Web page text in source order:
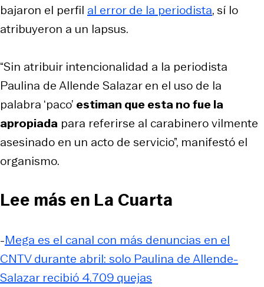
bajaron el perfil al error de la periodista, sí lo
atribuyeron a un lapsus.
“Sin atribuir intencionalidad a la periodista
Paulina de Allende Salazar en el uso de la
palabra ‘paco’ estiman que esta no fue la
apropiada para referirse al carabinero vilmente
asesinado en un acto de servicio”, manifestó el
organismo.
Lee más en La Cuarta
-Mega es el canal con más denuncias en el
CNTV durante abril: solo Paulina de Allende-
Salazar recibió 4.709 quejas